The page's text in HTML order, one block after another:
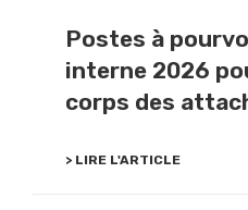
Postes à
interne 2026
corps des
> LIRE L'ARTICLE